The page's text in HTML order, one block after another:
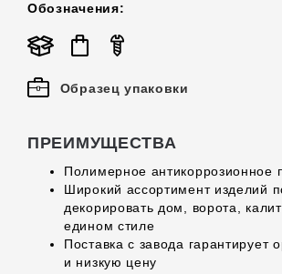
Обозначения:
Образец упаковки
ПРЕИМУЩЕСТВА
Полимерное антикоррозионное
Широкий ассортимент изделий
декорировать дом, ворота,
едином стиле
Поставка с завода гарантирует
и низкую цену